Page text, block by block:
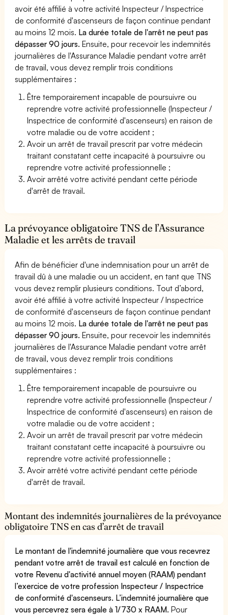
avoir été affilié à votre activité Inspecteur / Inspectrice
de conformité d'ascenseurs de façon continue pendant
au moins 12 mois. La durée totale de l'arrêt ne peut pas
dépasser 90 jours. Ensuite, pour recevoir les indemnités
journalières de l'Assurance Maladie pendant votre arrêt
de travail, vous devez remplir trois conditions
supplémentaires :
Être temporairement incapable de poursuivre ou
reprendre votre activité professionnelle (Inspecteur /
Inspectrice de conformité d'ascenseurs) en raison de
votre maladie ou de votre accident ;
Avoir un arrêt de travail prescrit par votre médecin
traitant constatant cette incapacité à poursuivre ou
reprendre votre activité professionnelle ;
Avoir arrêté votre activité pendant cette période
d'arrêt de travail.
La prévoyance obligatoire TNS de l’Assurance
Maladie et les arrêts de travail
Afin de bénéficier d'une indemnisation pour un arrêt de
travail dû à une maladie ou un accident, en tant que TNS
vous devez remplir plusieurs conditions. Tout d’abord,
avoir été affilié à votre activité Inspecteur / Inspectrice
de conformité d'ascenseurs de façon continue pendant
au moins 12 mois. La durée totale de l'arrêt ne peut pas
dépasser 90 jours. Ensuite, pour recevoir les indemnités
journalières de l'Assurance Maladie pendant votre arrêt
de travail, vous devez remplir trois conditions
supplémentaires :
Être temporairement incapable de poursuivre ou
reprendre votre activité professionnelle (Inspecteur /
Inspectrice de conformité d'ascenseurs) en raison de
votre maladie ou de votre accident ;
Avoir un arrêt de travail prescrit par votre médecin
traitant constatant cette incapacité à poursuivre ou
reprendre votre activité professionnelle ;
Avoir arrêté votre activité pendant cette période
d'arrêt de travail.
Montant des indemnités journalières de la prévoyance
obligatoire TNS en cas d’arrêt de travail
Le montant de l'indemnité journalière que vous recevrez
pendant votre arrêt de travail est calculé en fonction de
votre Revenu d'activité annuel moyen (RAAM) pendant
l’exercice de votre profession Inspecteur / Inspectrice
de conformité d'ascenseurs. L’indemnité journalière que
vous percevrez sera égale à 1/730 x RAAM. Pour